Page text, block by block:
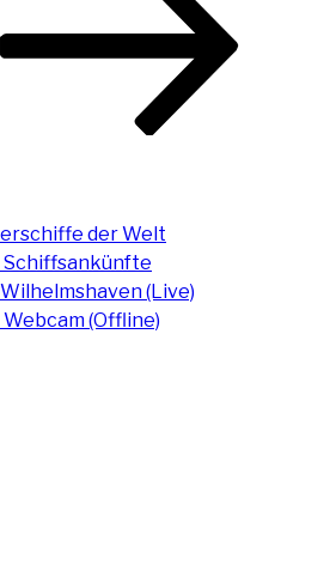
der Welt
Schiffsankünfte
(Live)
(Offline)